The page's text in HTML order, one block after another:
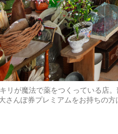
リが魔法で薬をつくっている店
さんぽ券プレミアムをお持ちの方